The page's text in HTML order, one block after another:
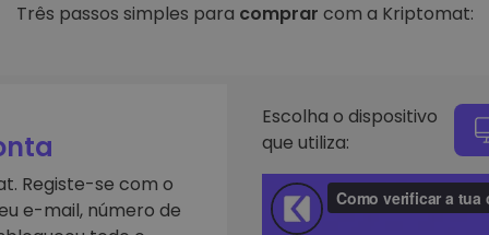
comprasse 100 eurosCofre
Investimentos regulares
Três passos simples para comprar com a Kriptomat:
Registe-se com o
e-mail, número de
Escolha o dispositivo
que utiliza: